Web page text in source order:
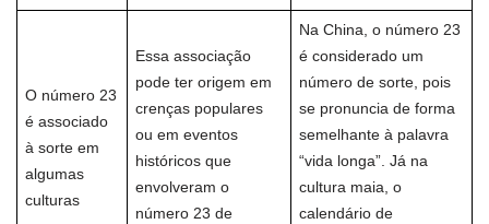
O número 23
é associado
à sorte em
algumas
culturas
Essa associação
pode ter origem em
crenças populares
ou em eventos
históricos que
envolveram o
número 23 de
Na China, o número 23
é considerado um
número de sorte, pois
se pronuncia de forma
semelhante à palavra
“vida longa”. Já na
cultura maia, o
calendário de